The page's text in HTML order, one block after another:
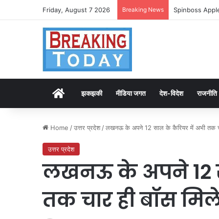
Friday, August 7 2026 Breaking News Spinboss
Homeझकझकी मीडिया जगत देश-विदेश राजनीति
Home /उत्तर प्रदेश /लखनऊ के अपने 12 साल के कैरियर में अभी तक
उत्तर प्रदेश
लखनऊ के अपने 12
तक चार ही बॉस